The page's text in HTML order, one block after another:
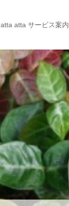
atta atta サービス案内